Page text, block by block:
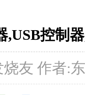
,USB控制
友 作者: